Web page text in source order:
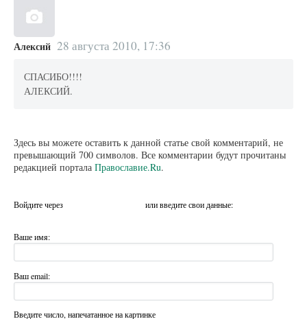
Алексий 28 августа 2010, 17:36
СПАСИБО!!!!
АЛЕКСИЙ.
Здесь вы можете оставить к данной статье свой комментарий, не
превышающий 700 символов. Все комментарии будут прочитаны
редакцией портала Православие.Ru.
Войдите через или введите свои данные:
Ваше имя:
Ваш email:
Введите число, напечатанное на картинке